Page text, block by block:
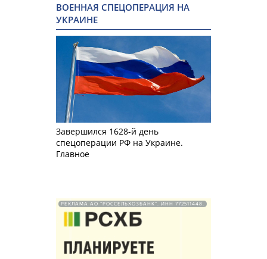
ВОЕННАЯ СПЕЦОПЕРАЦИЯ НА
УКРАИНЕ
Завершился 1628-й день
спецоперации РФ на Украине.
Главное
РЕКЛАМА АО "РОССЕЛЬХОЗБАНК". ИНН 772511448.